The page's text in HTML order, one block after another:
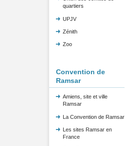
quartiers
UPJV
Zénith
Zoo
Convention de
Ramsar
Amiens, site et ville
Ramsar
La Convention de Ramsar
Les sites Ramsar en
France